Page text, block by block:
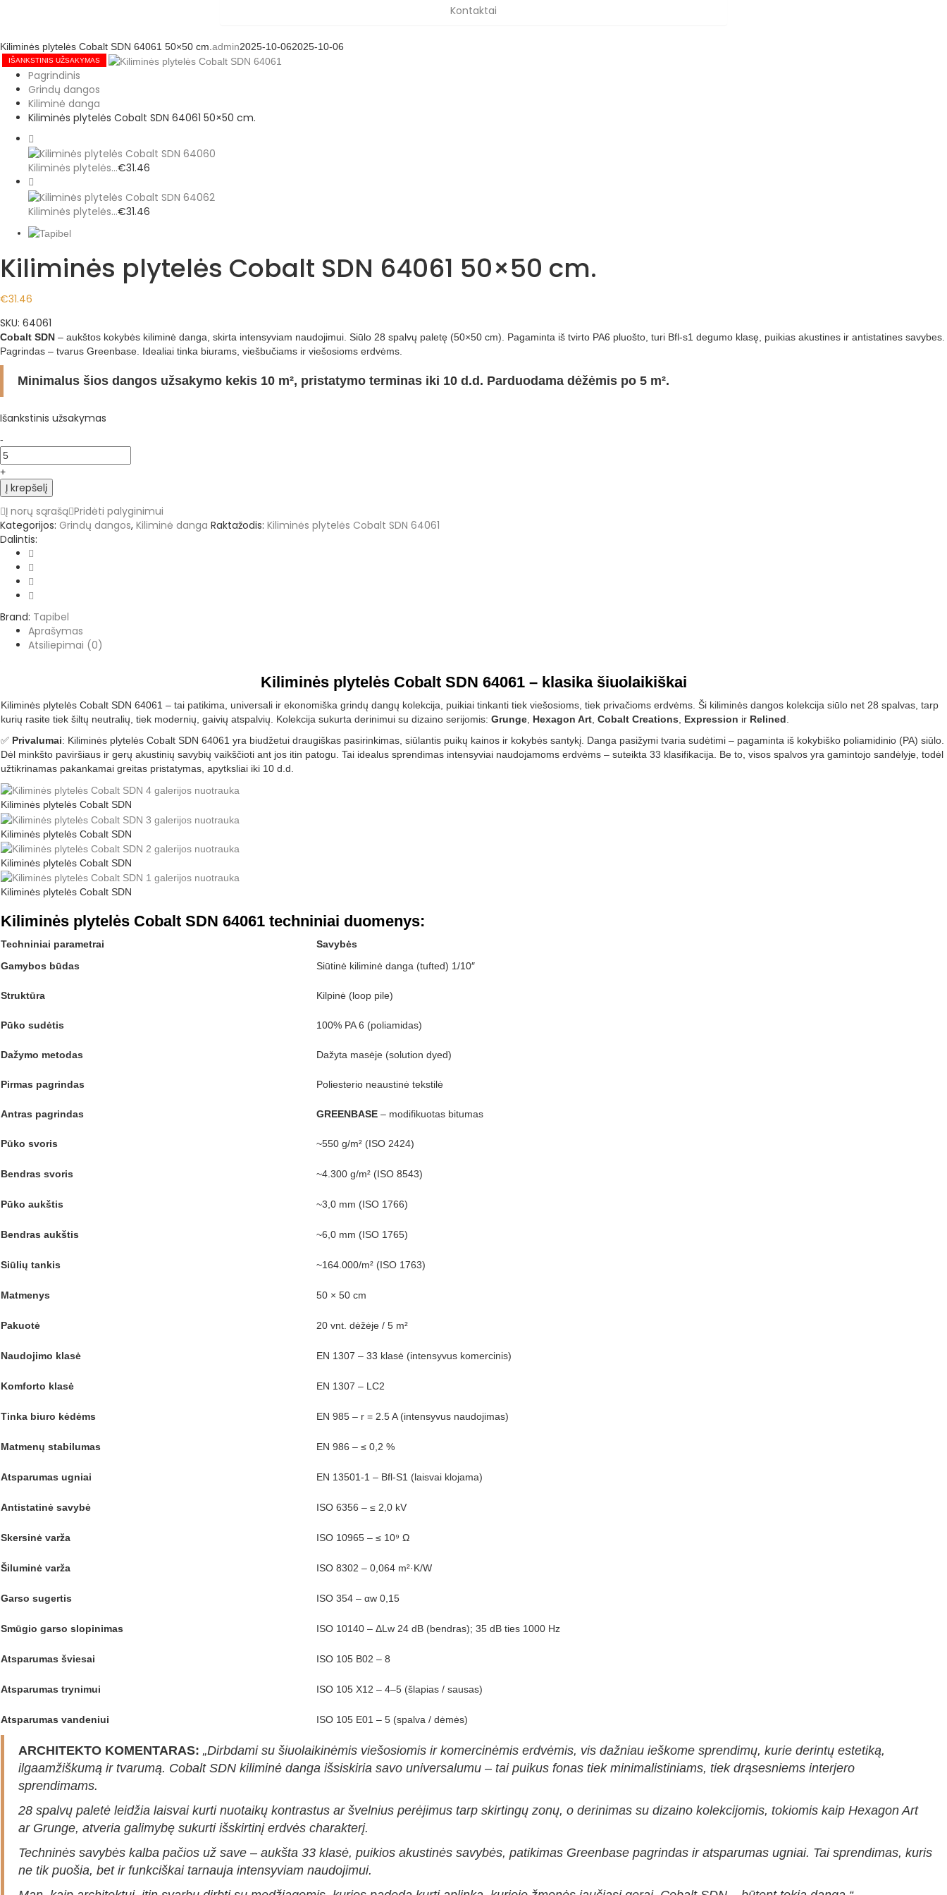
Kontaktai
Kiliminės plytelės Cobalt SDN 64061 50×50 cm. admin2025-10-062025-10-06
IŠANKSTINIS UŽSAKYMAS
Pagrindinis
Grindų dangos
Kiliminė danga
Kiliminės plytelės Cobalt SDN 64061 50×50 cm.
Kiliminės plytelės...€31.46
Kiliminės plytelės...€31.46
Kiliminės plytelės Cobalt SDN 64061 50×50 cm.
€31.46
SKU: 64061
Cobalt SDN – aukštos kokybės kiliminė danga, skirta intensyviam naudojimui. Siūlo 28 spalvų paletę (50×50 cm). Pagaminta iš tvirto PA6 pluošto, turi Bfl-s1 degumo klasę, puikias akustines ir antistatines savybes.
Pagrindas – tvarus Greenbase. Idealiai tinka biurams, viešbučiams ir viešosioms erdvėms.
Minimalus šios dangos užsakymo kekis 10 m², pristatymo terminas iki 10 d.d. Parduodama dėžėmis po 5 m².
Išankstinis užsakymas
Kiliminės
plytelės
Cobalt
SDN
64061
50x50
cm.
quantity
-
+
Į krepšelį
Į norų sąrašą Pridėti palyginimui
Kategorijos: Grindų dangos, Kiliminė danga Raktažodis: Kiliminės plytelės Cobalt SDN 64061
Dalintis:
Brand: Tapibel
Aprašymas
Atsiliepimai (0)
Kiliminės plytelės Cobalt SDN 64061 – klasika šiuolaikiškai
Kiliminės plytelės Cobalt SDN 64061 – tai patikima, universali ir ekonomiška grindų dangų kolekcija, puikiai tinkanti tiek viešosioms, tiek privačioms erdvėms. Ši kiliminės dangos kolekcija siūlo net 28 spalvas, tarp
kurių rasite tiek šiltų neutralių, tiek modernių, gaivių atspalvių. Kolekcija sukurta derinimui su dizaino serijomis: Grunge Hexagon Art Cobalt Creations Expression ir Relined
✅ Privalumai: Kiliminės plytelės Cobalt SDN 64061 yra biudžetui draugiškas pasirinkimas, siūlantis puikų kainos ir kokybės santykį. Danga pasižymi tvaria sudėtimi – pagaminta iš kokybiško poliamidinio (PA) siūlo.
Dėl minkšto paviršiaus ir gerų akustinių savybių vaikščioti ant jos itin patogu. Tai idealus sprendimas intensyviai naudojamoms erdvėms – suteikta 33 klasifikacija. Be to, visos spalvos yra gamintojo sandėlyje, todėl
užtikrinamas pakankamai greitas pristatymas, apytksliai iki 10 d.d.
Kiliminės plytelės Cobalt SDN
Kiliminės plytelės Cobalt SDN
Kiliminės plytelės Cobalt SDN
Kiliminės plytelės Cobalt SDN
Kiliminės plytelės Cobalt SDN 64061 techniniai duomenys:
Techniniai parametrai
Savybės
Gamybos būdas
Siūtinė kiliminė danga (tufted) 1/10″
Struktūra Kilpinė (loop pile)
Pūko sudėtis 100% PA 6 (poliamidas)
Dažymo metodas Dažyta masėje (solution dyed)
Pirmas pagrindas Poliesterio neaustinė tekstilė
Antras pagrindas GREENBASE – modifikuotas bitumas
Pūko svoris ~550 g/m² (ISO 2424)
Bendras svoris ~4.300 g/m² (ISO 8543)
Pūko aukštis ~3,0 mm (ISO 1766)
Bendras aukštis ~6,0 mm (ISO 1765)
Siūlių tankis ~164.000/m² (ISO 1763)
Matmenys 50 × 50 cm
Pakuotė 20 vnt. dėžėje / 5 m²
Naudojimo klasė EN 1307 – 33 klasė (intensyvus komercinis)
Komforto klasė EN 1307 – LC2
Tinka biuro kėdėms EN 985 – r = 2.5 A (intensyvus naudojimas)
Matmenų stabilumas EN 986 – ≤ 0,2 %
Atsparumas ugniai EN 13501-1 – Bfl-S1 (laisvai klojama)
Antistatinė savybė ISO 6356 – ≤ 2,0 kV
Skersinė varža ISO 10965 – ≤ 10⁹ Ω
Šiluminė varža ISO 8302 – 0,064 m²·K/W
Garso sugertis ISO 354 – αw 0,15
Smūgio garso slopinimas ISO 10140 – ΔLw 24 dB (bendras); 35 dB ties 1000 Hz
Atsparumas šviesai ISO 105 B02 – 8
Atsparumas trynimui ISO 105 X12 – 4–5 (šlapias / sausas)
Atsparumas vandeniui ISO 105 E01 – 5 (spalva / dėmės)
ARCHITEKTO KOMENTARAS: „Dirbdami su šiuolaikinėmis viešosiomis ir komercinėmis erdvėmis, vis dažniau ieškome sprendimų, kurie derintų estetiką,
ilgaamžiškumą ir tvarumą. Cobalt SDN kiliminė danga išsiskiria savo universalumu – tai puikus fonas tiek minimalistiniams, tiek drąsesniems interjero
sprendimams.
28 spalvų paletė leidžia laisvai kurti nuotaikų kontrastus ar švelnius perėjimus tarp skirtingų zonų, o derinimas su dizaino kolekcijomis, tokiomis kaip Hexagon Art
ar Grunge, atveria galimybę sukurti išskirtinį erdvės charakterį.
Techninės savybės kalba pačios už save – aukšta 33 klasė, puikios akustinės savybės, patikimas Greenbase pagrindas ir atsparumas ugniai. Tai sprendimas, kuris
ne tik puošia, bet ir funkciškai tarnauja intensyviam naudojimui.